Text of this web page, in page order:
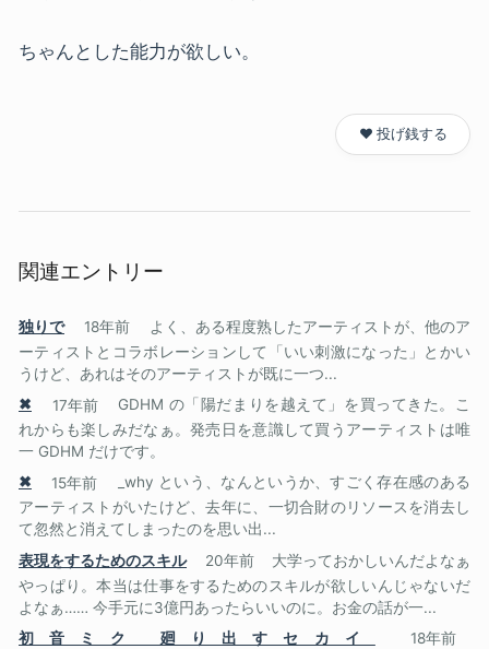
ちゃんとした能力が欲しい。
❤️ 投げ銭する
関連エントリー
独りで 18年前
よく、ある程度熟したアーティストが、他のア
ーティストとコラボレーションして「いい刺激になった」とかい
うけど、あれはそのアーティストが既に一つ...
✖
17年前
GDHM の「陽だまりを越えて」を買ってきた。こ
れからも楽しみだなぁ。発売日を意識して買うアーティストは唯
一 GDHM だけです。
✖
15年前
_why という、なんというか、すごく存在感のある
アーティストがいたけど、去年に、一切合財のリソースを消去し
て忽然と消えてしまったのを思い出...
表現をするためのスキル
20年前
大学っておかしいんだよなぁ
やっぱり。本当は仕事をするためのスキルが欲しいんじゃないだ
よなぁ…… 今手元に3億円あったらいいのに。お金の話が一...
初音ミク 廻り出すセカイ
18年前